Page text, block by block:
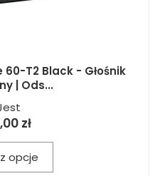
T2 Black - Głośnik
| Ods...
zł
opcje